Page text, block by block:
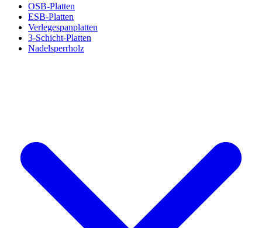
OSB-Platten
ESB-Platten
Verlegespanplatten
3-Schicht-Platten
Nadelsperrholz